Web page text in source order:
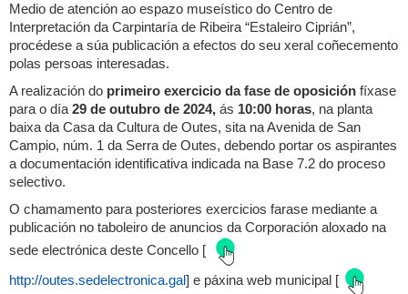
Medio de atención ao espazo museístico do Centro de
Interpretación da Carpintaría de Ribeira “Estaleiro Ciprián”,
procédese a súa publicación a efectos do seu xeral coñecemento
polas persoas interesadas.
A realización do primeiro exercicio da fase de oposición fíxase
para o día 29 de outubro de 2024, ás 10:00 horas, na planta
baixa da Casa da Cultura de Outes, sita na Avenida de San
Campio, núm. 1 da Serra de Outes, debendo portar os aspirantes
a documentación identificativa indicada na Base 7.2 do proceso
selectivo.
O chamamento para posteriores exercicios farase mediante a
publicación no taboleiro de anuncios da Corporación aloxado na
sede electrónica deste Concello [
http://outes.sedelectronica.gal] e páxina web municipal [